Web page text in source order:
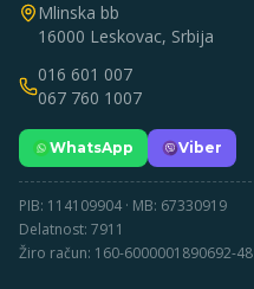
Mlinska bb
16000 Leskovac, Srbija
016 601 007
067 760 1007
WhatsApp Viber
PIB: 114109904 · MB: 67330919
Delatnost: 7911
Žiro račun: 160-6000001890692-48